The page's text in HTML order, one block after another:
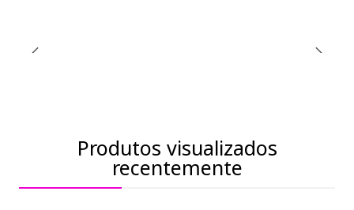
Produtos visualizados
recentemente